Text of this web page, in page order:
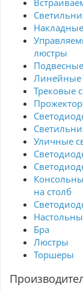
люстры
Линейные
Трековые
Уличные
на столб
Бра
Люстры
Торшеры